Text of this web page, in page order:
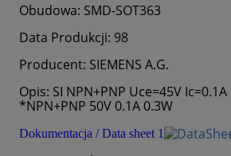
Obudowa: SMD-SOT363
Data Produkcji: 98
Producent: SIEMENS A.G.
Opis: SI NPN+PNP Uce=45V
*NPN+PNP 50V 0.1A 0.3W
Dokumentacja / Data sheet 1